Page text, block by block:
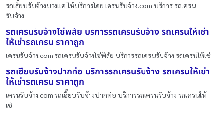
รถเฮี๊ยบรับจ้างบางแค ให้บริการโดย เครนรับจ้าง.com บริการ รถเครน
รับจ้าง
รถเครนรับจ้างโซ่พิสัย บริการรถเครนรับจ้าง รถเครนให้เช่า
ให้เช่ารถเครน ราคาถูก
เครนรับจ้าง.com รถเครนรับจ้างโซ่พิสัย บริการรถเครนรับจ้าง รถเครนให้เช่
รถเฮี๊ยบรับจ้างปากท่อ บริการรถเครนรับจ้าง รถเครนให้เช่า
ให้เช่ารถเครน ราคาถูก
เครนรับจ้าง.com รถเฮี๊ยบรับจ้างปากท่อ บริการรถเครนรับจ้าง รถเครนให้
เช่